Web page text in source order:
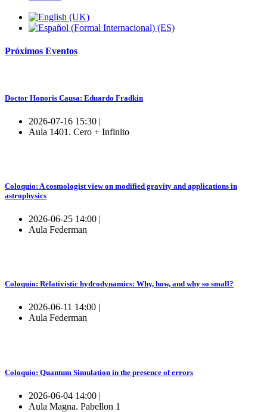
Próximos Eventos
Doctor Honoris Causa: Eduardo Fradkin
2026-07-16 15:30 |
Aula 1401. Cero + Infinito
Coloquio: A cosmologist view on modified gravity and applications in
astrophysics
2026-06-25 14:00 |
Aula Federman
Coloquio: Relativistic hydrodynamics: Why, how, and why so small?
2026-06-11 14:00 |
Aula Federman
Coloquio: Quantum Simulation in the presence of errors
2026-06-04 14:00 |
Aula Magna. Pabellon 1